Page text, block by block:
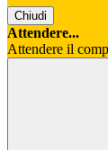
Chiudi
Attendere...
Attendere il